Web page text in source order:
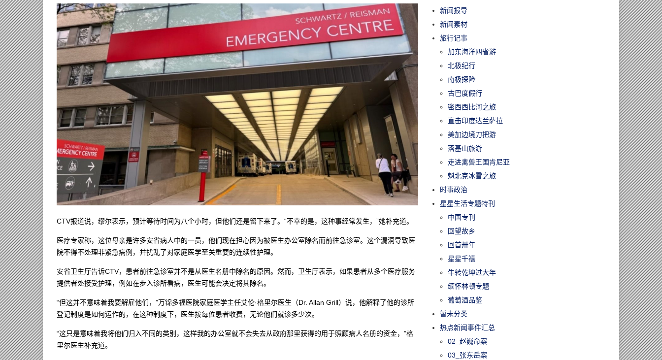
CTV报道说，缪尔表示，预计等待时间为八个小时，但他们还是留下来了。“不幸的是，这种事经常发生，”她补充道。
医疗专家称，这位母亲是许多安省病人中的一员，他们现在担心因为被医生办公室除名而前往急诊室。这个漏洞导致医
院不得不处理非紧急病例，并扰乱了对家庭医学至关重要的连续性护理。
安省卫生厅告诉CTV，患者前往急诊室并不是从医生名册中除名的原因。然而，卫生厅表示，如果患者从多个医疗服务
提供者处接受护理，例如在步入诊所看病，医生可能会决定将其除名。
“但这并不意味着我要解雇他们，”万锦多福医院家庭医学主任艾伦·格里尔医生（Dr. Allan Grill）说，他解释了他的诊所
登记制度是如何运作的，在这种制度下，医生按每位患者收费，无论他们就诊多少次。
“这只是意味着我将他们归入不同的类别，这样我的办公室就不会失去从政府那里获得的用于照顾病人名册的资金，”格
里尔医生补充道。
新闻报导
新闻素材
旅行记事
加东海洋四省游
北极纪行
南极探险
古巴度假行
密西西比河之旅
直击印度达兰萨拉
美加边境刀把游
落基山旅游
走进禽兽王国肯尼亚
魁北克冰雪之旅
时事政治
星星生活专题特刊
中国专刊
回望故乡
回首卅年
星星千禧
牛转乾坤过大年
缅怀林顿专题
葡萄酒品鉴
暂未分类
热点新闻事件汇总
02_赵巍命案
03_张东岳案